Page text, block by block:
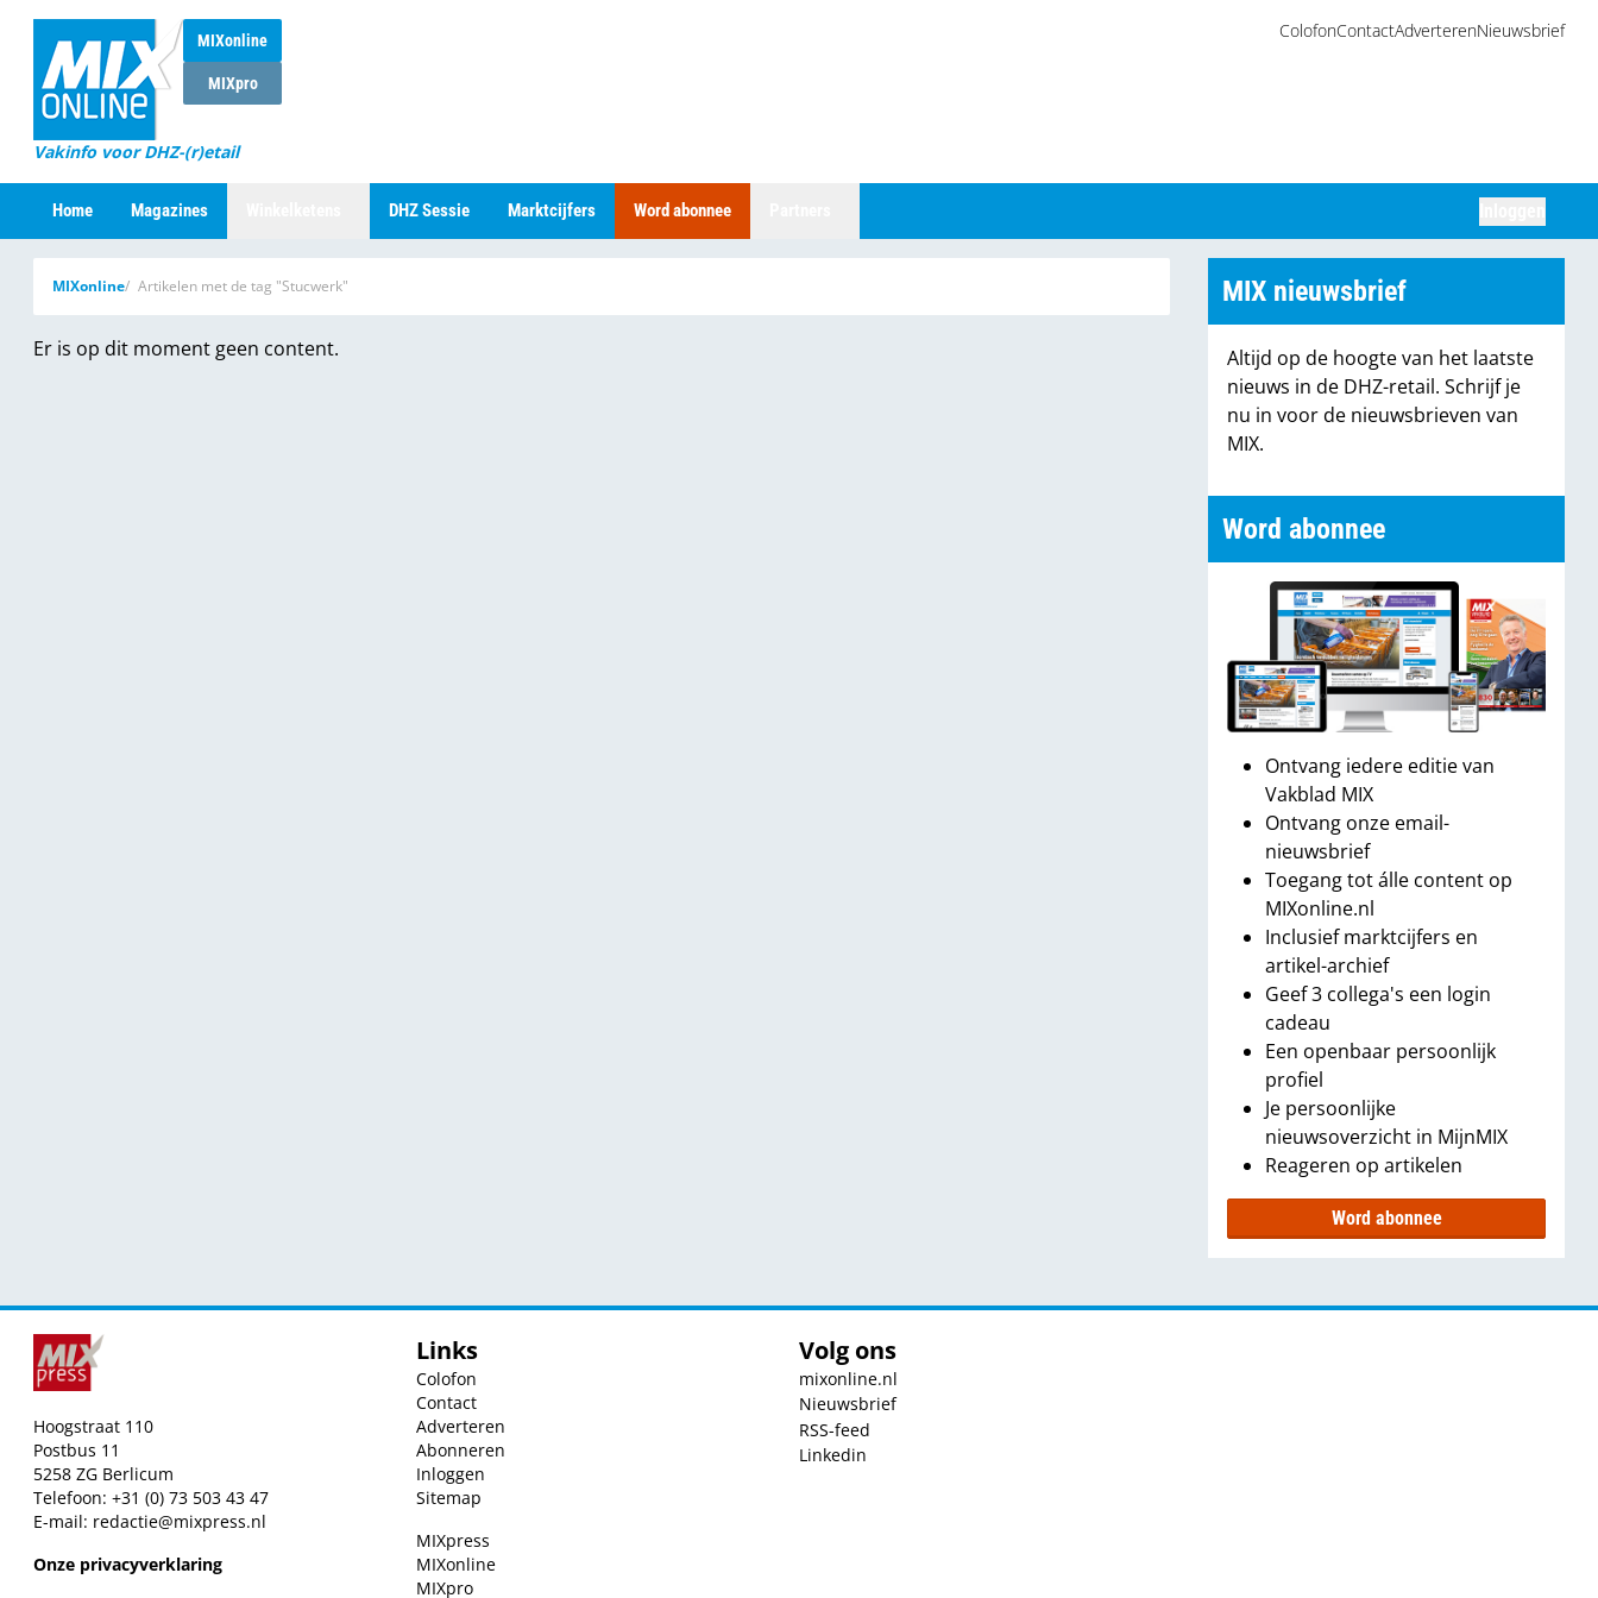
MIXonline
MIXpro
Vakinfo voor DHZ-(r)etail
ColofonContactAdverterenNieuwsbrief
Home Magazines DHZ Sessie Marktcijfers Word abonnee
MIXonline Artikelen met de tag "Stucwerk"
Er is op dit moment geen content.
MIX nieuwsbrief
Altijd op de hoogte van het laatste
nieuws in de DHZ-retail. Schrijf je
nu in voor de nieuwsbrieven van
MIX.
Word abonnee
Ontvang iedere editie van
Vakblad MIX
Ontvang onze email-
nieuwsbrief
Toegang tot álle content op
MIXonline.nl
Inclusief marktcijfers en
artikel-archief
Geef 3 collega's een login
cadeau
Een openbaar persoonlijk
profiel
Je persoonlijke
nieuwsoverzicht in MijnMIX
Reageren op artikelen
Word abonnee
Hoogstraat 110
Postbus 11
5258 ZG Berlicum
Telefoon: +31 (0) 73 503 43 47
E-mail: redactie@mixpress.nl
Onze privacyverklaring
Links
Colofon
Contact
Adverteren
Abonneren
Inloggen
Sitemap
MIXpress
MIXonline
MIXpro
Volg ons
mixonline.nl
Nieuwsbrief
RSS-feed
Linkedin